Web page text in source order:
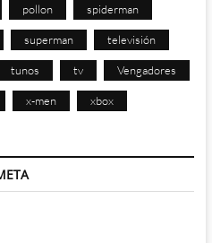
pollon spiderman
superman televisión
tunos tv Vengadores
x-men xbox